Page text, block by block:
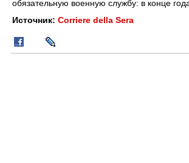
обязательную военную службу: в конце
Источник: Corriere della Sera